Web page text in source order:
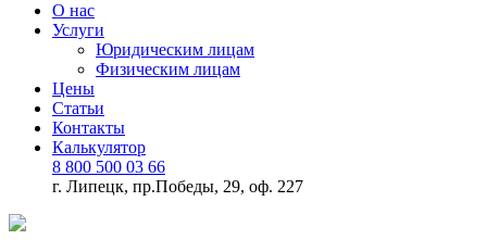
О нас
Услуги
Юридическим лицам
Физическим лицам
Цены
Статьи
Контакты
Калькулятор
8 800 500 03 66
г. Липецк, пр.Победы, 29, оф. 227